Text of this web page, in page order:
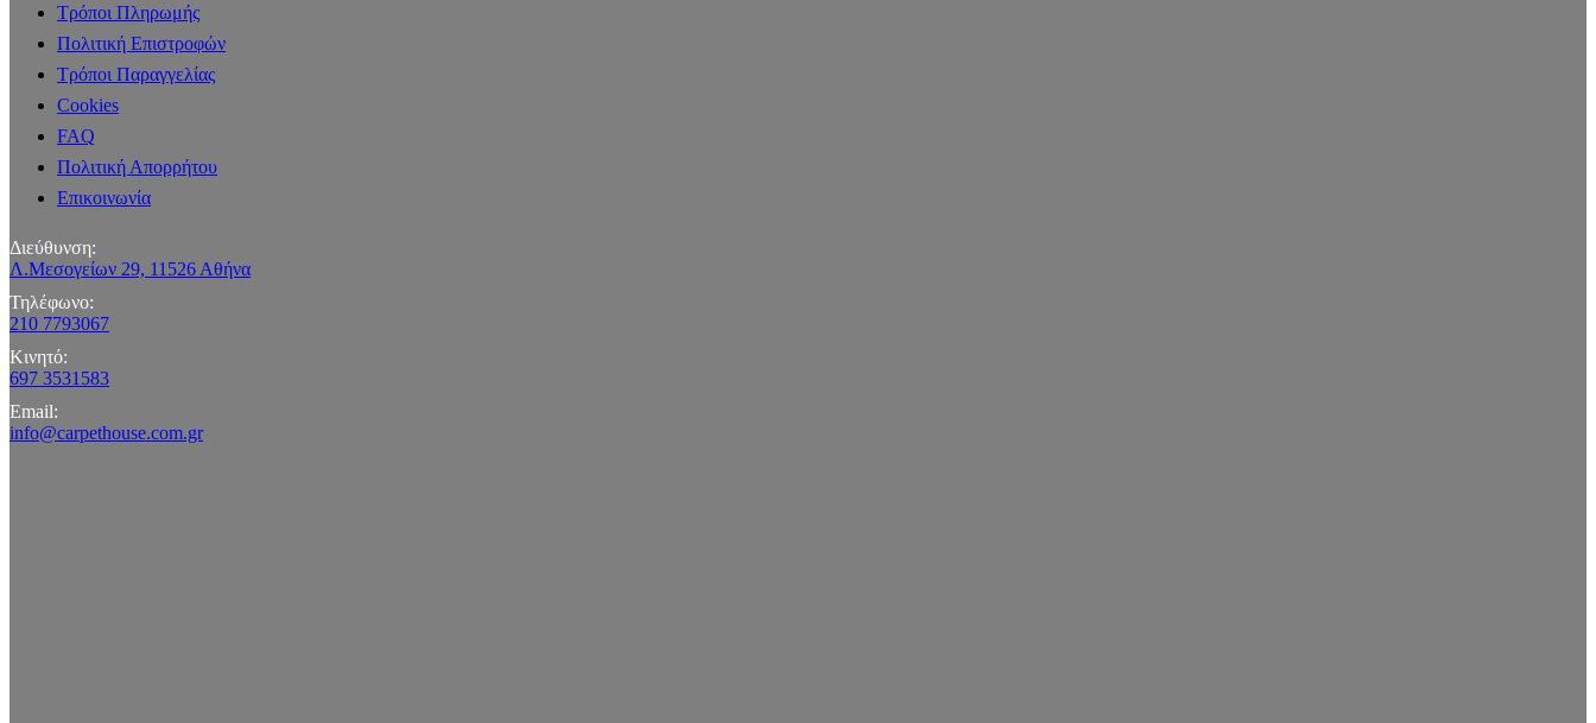
Τρόποι Πληρωμής
Πολιτική Επιστροφών
Τρόποι Παραγγελίας
Cookies
FAQ
Πολιτική Απορρήτου
Επικοινωνία
Διεύθυνση:
Λ.Μεσογείων 29, 11526 Αθήνα
Τηλέφωνο:
210 7793067
Κινητό:
697 3531583
Email:
info@carpethouse.com.gr